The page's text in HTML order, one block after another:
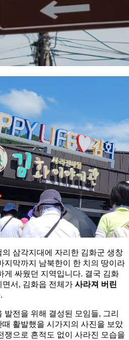
삼각지대에 자리한 김화군 생창
지막까지 남북한이 한 치의 땅이라
게 싸웠던 지역입니다. 결국 김화
서, 김화읍 전체가 사라져 버린
발전을 위해 결성된 모임들, 그리
활발했을 시가지의 사진을 보았
쟁으로 흔적도 없이 사라진 모습을